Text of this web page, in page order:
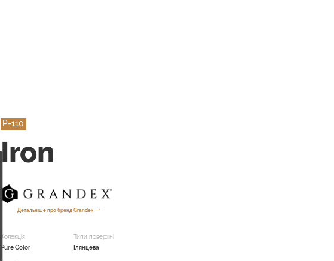
P-110
Iron
Детальніше про бренд Grandex
Колекція
Pure Color
Типи поверхні
Глянцева